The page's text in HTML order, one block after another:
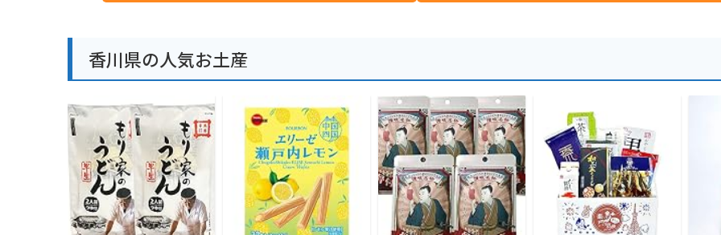
香川県の人気お土産